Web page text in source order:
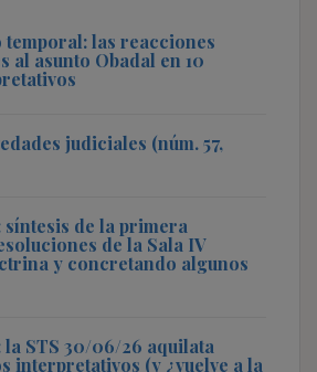
temporal: las reacciones
al asunto Obadal en 10
judiciales (núm. 57,
síntesis de la primera
de la Sala IV
y concretando algunos
la STS 30/06/26 aquilata
interpretativos (y ¿vuelve a la